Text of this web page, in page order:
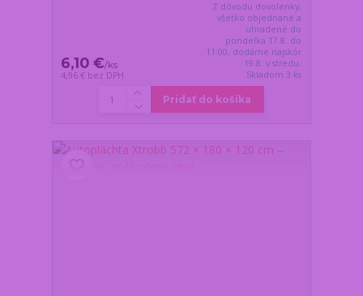
6,10 €/ks
4,96 € bez DPH
Z dôvodu dovolenky,
všetko objednané a
uhradené do
pondelka 17.8. do
11:00, dodáme najskôr
19.8. v stredu.
Skladom 3 ks
Pridať do košíka